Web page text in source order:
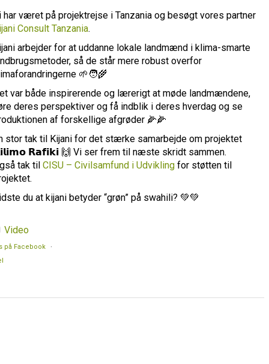
har været på projektrejse i Tanzania og besøgt vores partner
Consult Tanzania.
arbejder for at uddanne lokale landmænd i klima-smarte
så de står mere robust overfor
🌱🧑‍🌾
var både inspirerende og lærerigt at møde landmændene,
deres perspektiver og få indblik i deres hverdag og se
af forskellige afgrøder 🌽🌽
stor tak til Kijani for det stærke samarbejde om projektet
𝗥𝗮𝗳𝗶𝗸𝗶 🙌 Vi ser frem til næste skridt sammen.
tak til CISU – Civilsamfund i Udvikling for støtten til
du at kijani betyder “grøn” på swahili? 💚💚
Video
på Facebook
·